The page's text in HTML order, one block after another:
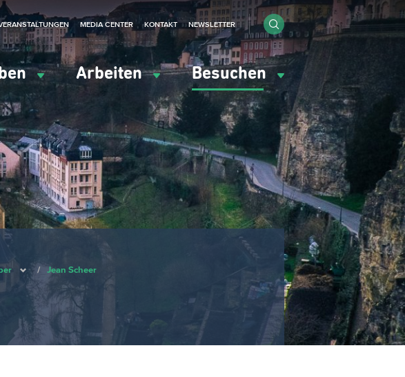
Arbeiten Besuchen
MEDIA CENTER KONTAKT NEWSLETTER
/ Jean Scheer